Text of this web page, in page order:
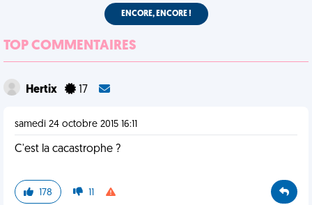
ENCORE, ENCORE !
TOP COMMENTAIRES
Hertix 17
samedi 24 octobre 2015 16:11
C'est la cacastrophe ?
178 11